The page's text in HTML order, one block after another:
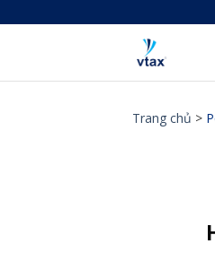
to
Trang chủ >